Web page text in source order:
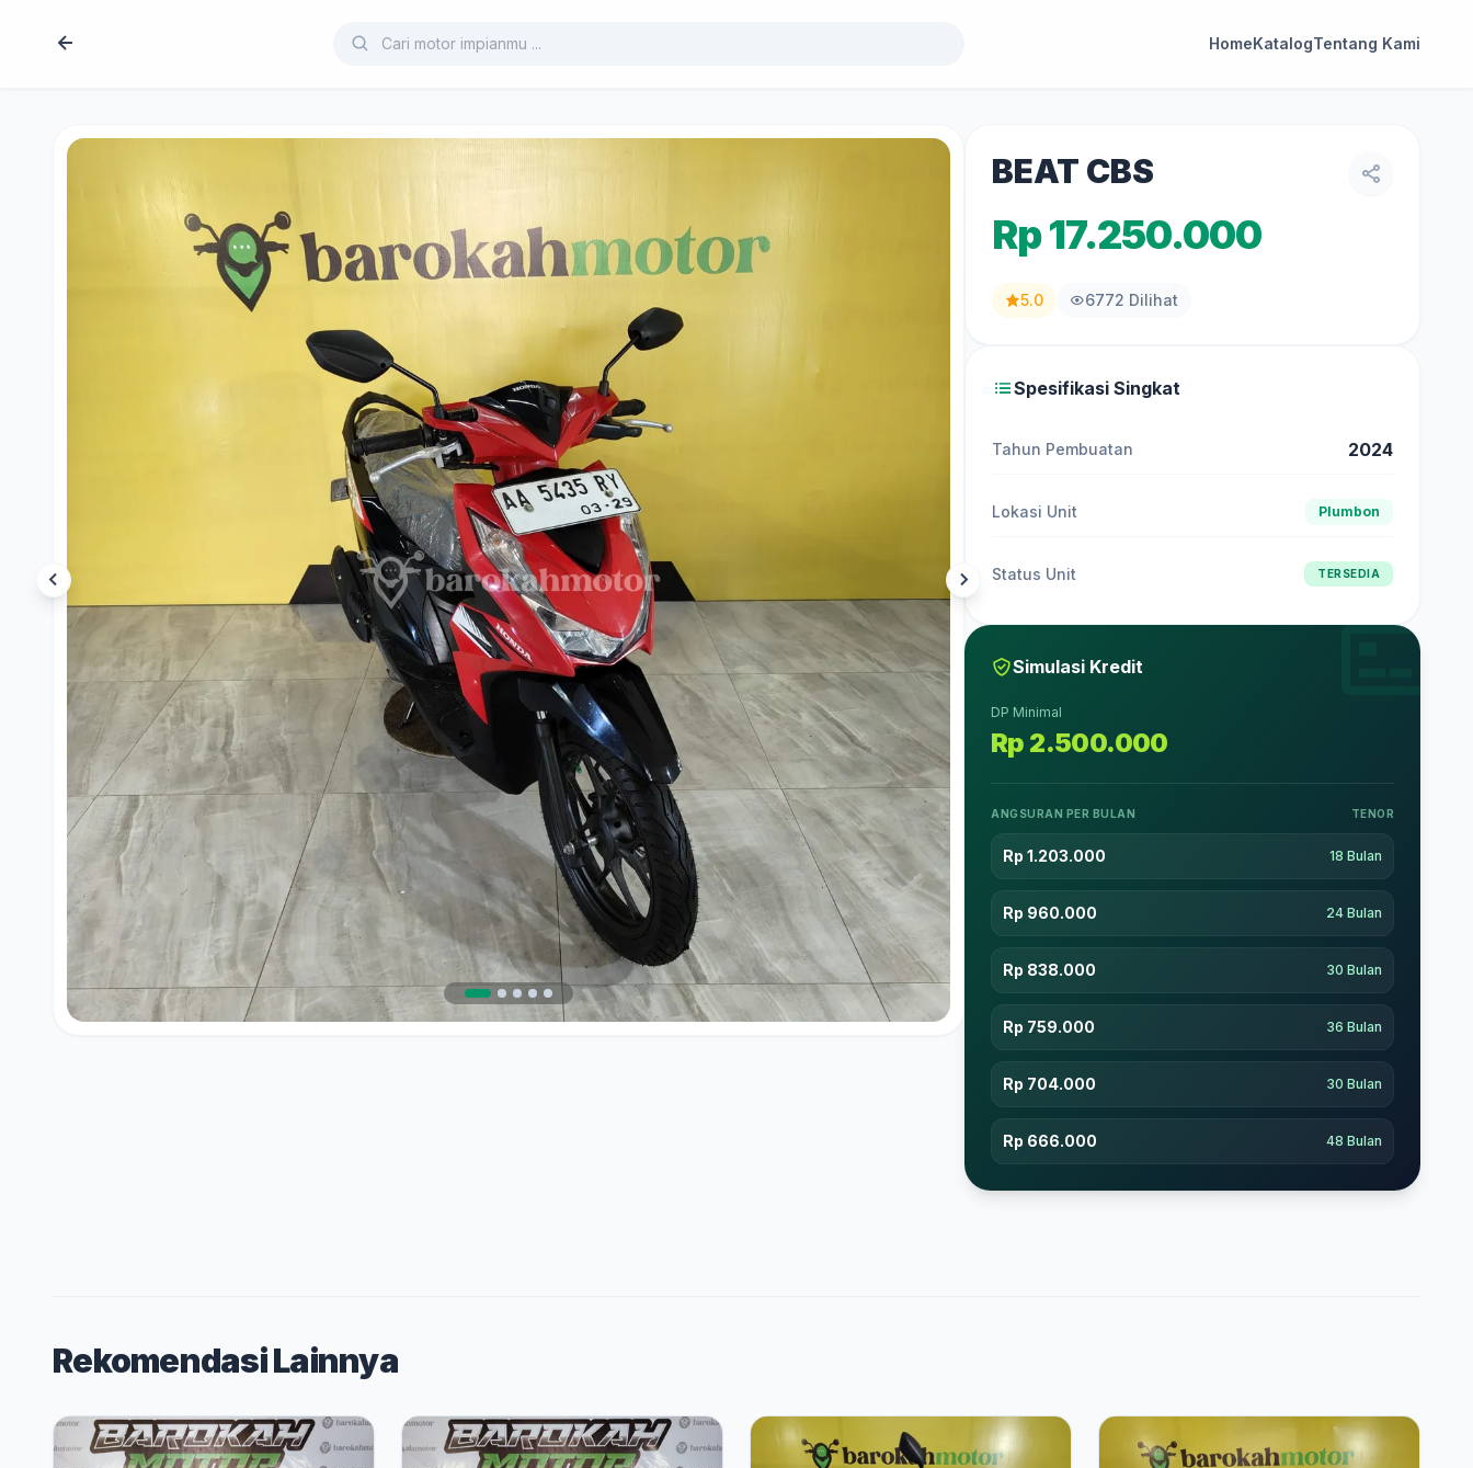
HomeKatalogTentang Kami
BEAT CBS
Rp 17.250.000
5.0 6772 Dilihat
Spesifikasi Singkat
Tahun Pembuatan 2024
Lokasi Unit Plumbon
Status Unit TERSEDIA
Simulasi Kredit
DP Minimal
Rp 2.500.000
ANGSURAN PER BULAN TENOR
Rp 1.203.000 18 Bulan
Rp 960.000 24 Bulan
Rp 838.000 30 Bulan
Rp 759.000 36 Bulan
Rp 704.000 30 Bulan
Rp 666.000 48 Bulan
Rekomendasi Lainnya